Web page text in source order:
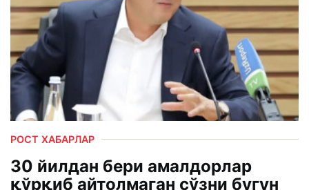
РОСТ ХАБАРЛАР
30 йилдан бери амалдорлар
қўрқиб айтолмаган сўзни бугун